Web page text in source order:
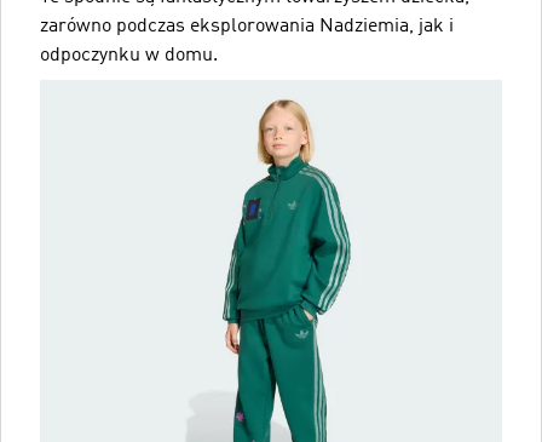
zarówno podczas eksplorowania Nadziemia, jak i
odpoczynku w domu.